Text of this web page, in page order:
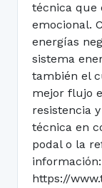
técnica que
emocional.
energías
sistema
también el
mejor flujo
resistencia
técnica en
podal o la
información:
https://